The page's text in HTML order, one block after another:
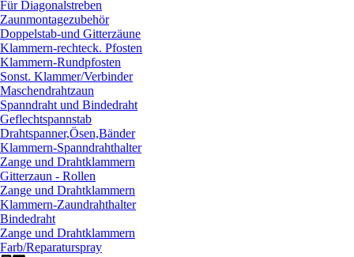
Für Diagonalstreben
Zaunmontagezubehör
Doppelstab-und Gitterzäune
Klammern-rechteck. Pfosten
Klammern-Rundpfosten
Sonst. Klammer/Verbinder
Maschendrahtzaun
Spanndraht und Bindedraht
Geflechtspannstab
Drahtspanner,Ösen,Bänder
Klammern-Spanndrahthalter
Zange und Drahtklammern
Gitterzaun - Rollen
Zange und Drahtklammern
Klammern-Zaundrahthalter
Bindedraht
Zange und Drahtklammern
Farb/Reparaturspray